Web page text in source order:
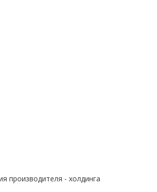
производителя - холдинга